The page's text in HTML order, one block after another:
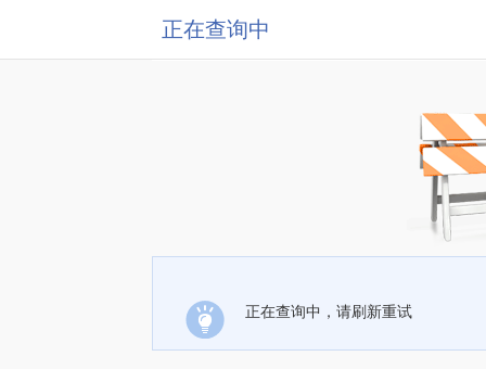
正在查询中
正在查询中，请刷新重试